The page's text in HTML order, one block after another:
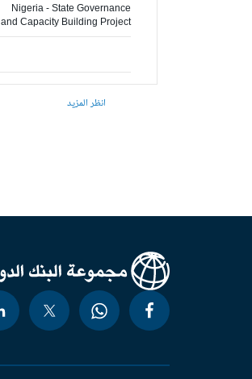
Nigeria - State Governance
and Capacity Building Project
انظر المزيد